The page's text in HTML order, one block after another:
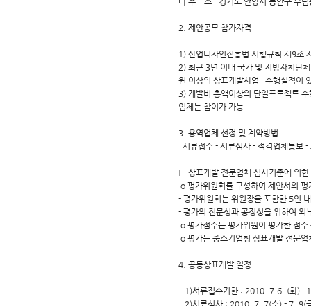
2. 제안공모 참가자격
1) 산업디자인진흥법 시행규칙 제9조
2) 최근 3년 이내 국가 및 지방자치단
원 이상의 상표개발사업 수행실적이
3) 개발비 총액이상의 단일프로젝트
업체는 참여가 가능
3. 용역업체 선정 및 계약방법
서류접수 - 서류심사 - 적격업체통보
□ 상표개발 전문업체 심사기준에 의한
o 평가위원회를 구성하여 제안서의 평
- 평가위원회는 위원장을 포함한 5인
- 평가의 전문성과 공정성을 위하여 외
o 평가점수는 평가위원이 평가한 점
o 평가는 중소기업청 상표개발 전문
4. 공동상표개발 일정
1)서류접수기한 : 2010. 7.6. (화)
2)서류심사 : 2010. 7. 7(수) - 7. 9(